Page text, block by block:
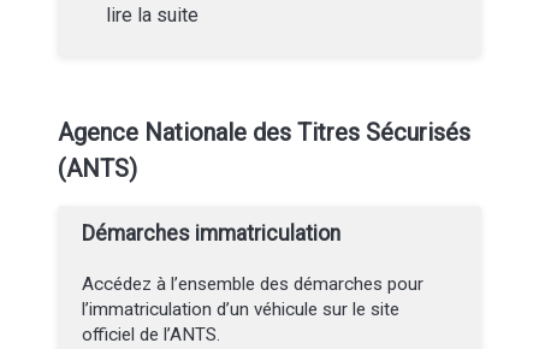
lire la suite
Agence Nationale des Titres Sécurisés
(ANTS)
Démarches immatriculation
Accédez à l’ensemble des démarches pour
l’immatriculation d’un véhicule sur le site
officiel de l’ANTS.